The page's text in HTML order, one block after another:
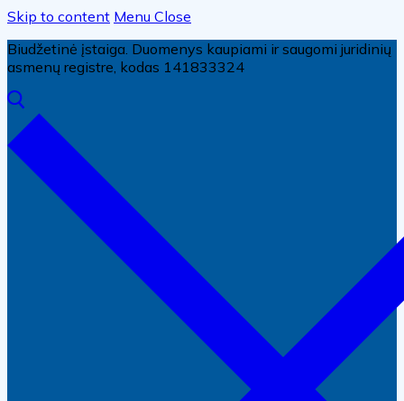
Skip to content Menu Close
Biudžetinė įstaiga. Duomenys kaupiami ir saugomi juridinių
asmenų registre, kodas 141833324